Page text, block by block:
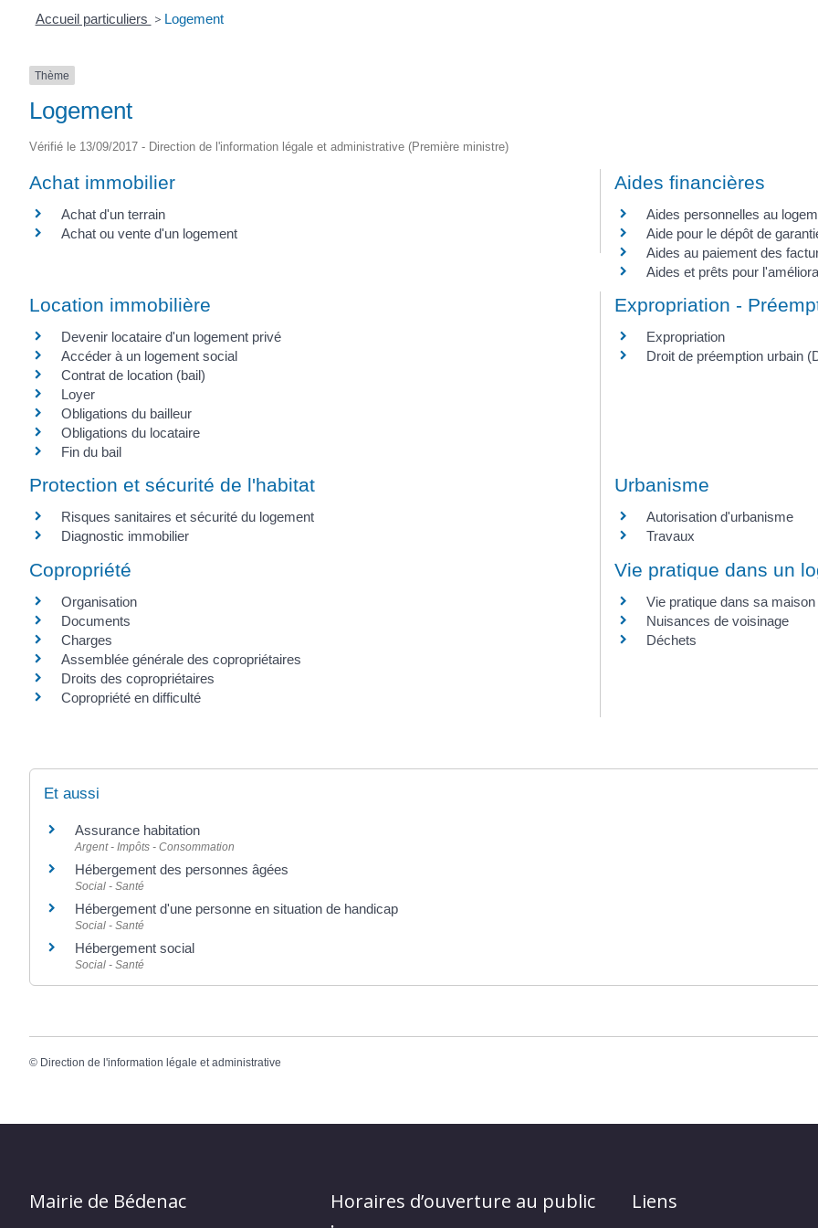
Accueil particuliers > Logement
Thème
Logement
Vérifié le 13/09/2017 - Direction de l'information légale et administrative (Première ministre)
Achat immobilier
Achat d'un terrain
Achat ou vente d'un logement
Aides financières
Aides personnelles au
Aide pour le dépôt de
Aides au paiement des
Aides et prêts pour
Location immobilière
Devenir locataire d'un logement privé
Accéder à un logement social
Contrat de location (bail)
Loyer
Obligations du bailleur
Obligations du locataire
Fin du bail
Expropriation -
Expropriation
Droit de préemption urbain
Protection et sécurité de l'habitat
Risques sanitaires et sécurité du logement
Diagnostic immobilier
Urbanisme
Autorisation d'urbanisme
Travaux
Copropriété
Organisation
Documents
Charges
Assemblée générale des copropriétaires
Droits des copropriétaires
Copropriété en difficulté
Vie pratique dans un
Vie pratique dans sa maison
Nuisances de voisinage
Déchets
Et aussi
Assurance habitation
Argent - Impôts - Consommation
Hébergement des personnes âgées
Social - Santé
Hébergement d'une personne en situation de handicap
Social - Santé
Hébergement social
Social - Santé
© Direction de l'information légale et administrative
Mairie de Bédenac
Horaires d’ouverture au public
Liens